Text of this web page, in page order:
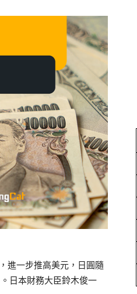
進一步推高美元，日圓隨
日本財務大臣鈴木俊一